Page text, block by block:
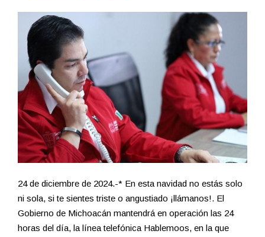
24 de diciembre de 2024.-* En esta navidad no estás solo
ni sola, si te sientes triste o angustiado ¡llámanos!. El
Gobierno de Michoacán mantendrá en operación las 24
horas del día, la línea telefónica Hablemoos, en la que